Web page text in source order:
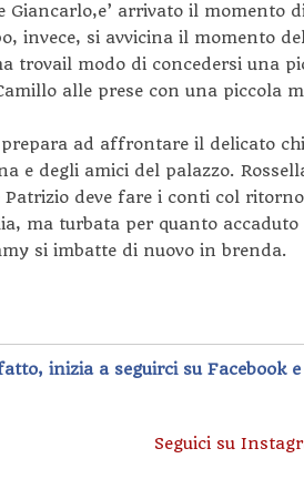
Giancarlo,e’ arrivato il momento
invece, si avvicina il momento
trovail modo di concedersi una
alle prese con una piccola
ad affrontare il delicato
e degli amici del palazzo.
deve fare i conti col
ma turbata per quanto accaduto
si imbatte di nuovo in brenda.
inizia a seguirci su Facebook
Seguici su